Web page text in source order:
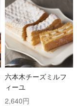
六本木チーズミルフ
ィーユ
2,640円